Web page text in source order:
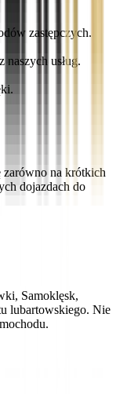
zastępczych.
usług.
zarówno na krótkich
dojazdach do
Samoklęsk,
lubartowskiego. Nie